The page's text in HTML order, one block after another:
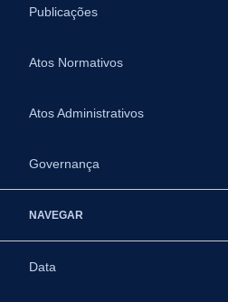
Publicações
Atos Normativos
Atos Administrativos
Governança
NAVEGAR
Data